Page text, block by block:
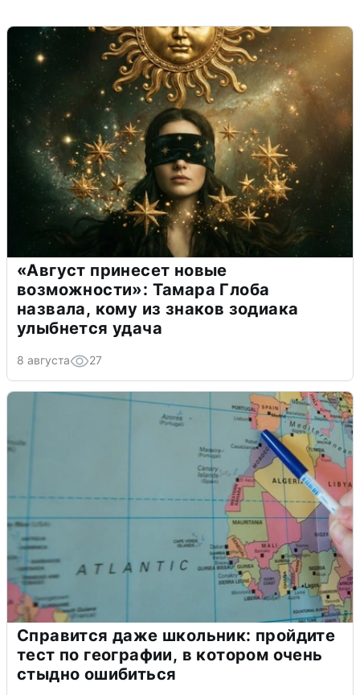
«Август принесет новые
возможности»: Тамара Глоба
назвала, кому из знаков зодиака
улыбнется удача
8 августа 27
Справится даже школьник: пройдите
тест по географии, в котором очень
стыдно ошибиться